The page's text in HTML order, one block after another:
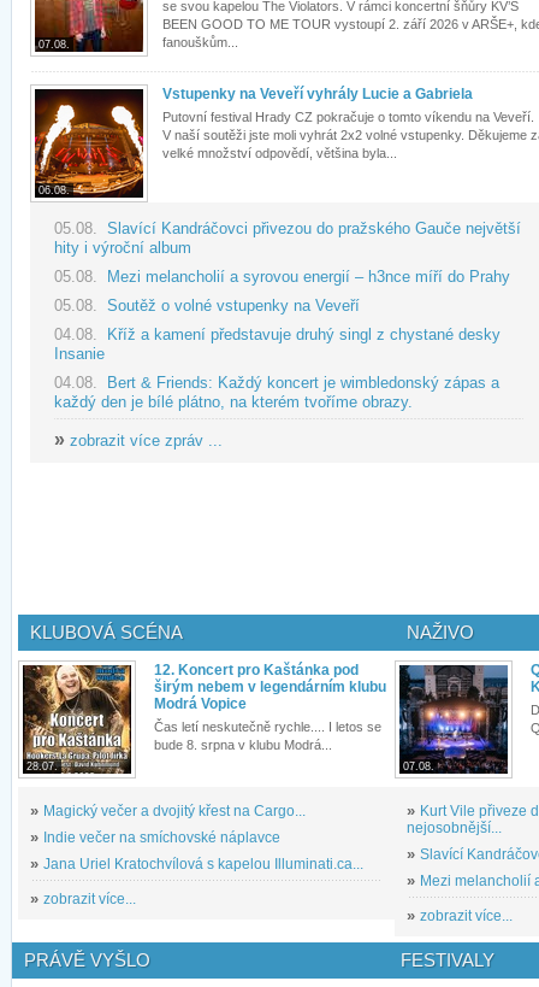
07.08.
se svou kapelou The Violators. V rámci koncertní šňůry KV’S
BEEN GOOD TO ME TOUR vystoupí 2. září 2026 v ARŠE+,
fanouškům...
06.08.
Vstupenky na Veveří vyhrály Lucie a Gabriela
Putovní festival Hrady CZ pokračuje o tomto víkendu na Veveří.
V naší soutěži jste moli vyhrát 2x2 volné vstupenky. Děkujeme
velké množství odpovědí, většina byla...
05.08. Slavící Kandráčovci přivezou do pražského Gauče největší
hity i výroční album
05.08. Mezi melancholií a syrovou energií – h3nce míří do Prahy
05.08. Soutěž o volné vstupenky na Veveří
04.08. Kříž a kamení představuje druhý singl z chystané desky
Insanie
04.08. Bert & Friends: Každý koncert je wimbledonský zápas a
každý den je bílé plátno, na kterém tvoříme obrazy.
» zobrazit více zpráv ...
KLUBOVÁ SCÉNA
28.07.
12. Koncert pro Kaštánka pod
širým nebem v legendárním klubu
Modrá Vopice
Čas letí neskutečně rychle.... I letos se
bude 8. srpna v klubu Modrá...
» Magický večer a dvojitý křest na Cargo...
» Indie večer na smíchovské náplavce
» Jana Uriel Kratochvílová s kapelou Illuminati.ca...
» zobrazit více...
NAŽIVO
07.08.
» Kurt Vile přiveze
nejosobnější...
» Slavící
» Mezi melancholií
» zobrazit více...
PRÁVĚ VYŠLO FESTIVALY